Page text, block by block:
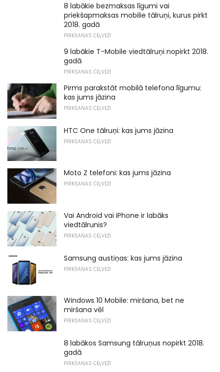
8 labākie bezmaksas līgumi vai
priekšapmaksas mobilie tālruņi, kurus pirkt
2018. gadā
PIRKŠANAS CEĻVEŽI
9 labākie T-Mobile viedtālruņi nopirkt 2018.
gadā
PIRKŠANAS CEĻVEŽI
Pirms parakstāt mobilā telefona līgumu:
kas jums jāzina
PIRKŠANAS CEĻVEŽI
HTC One tālruņi: kas jums jāzina
PIRKŠANAS CEĻVEŽI
Moto Z telefoni: kas jums jāzina
PIRKŠANAS CEĻVEŽI
Vai Android vai iPhone ir labāks
viedtālrunis?
PIRKŠANAS CEĻVEŽI
Samsung austiņas: kas jums jāzina
PIRKŠANAS CEĻVEŽI
Windows 10 Mobile: miršana, bet ne
miršana vēl
PIRKŠANAS CEĻVEŽI
8 labākos Samsung tālruņus nopirkt 2018.
gadā
PIRKŠANAS CEĻVEŽI